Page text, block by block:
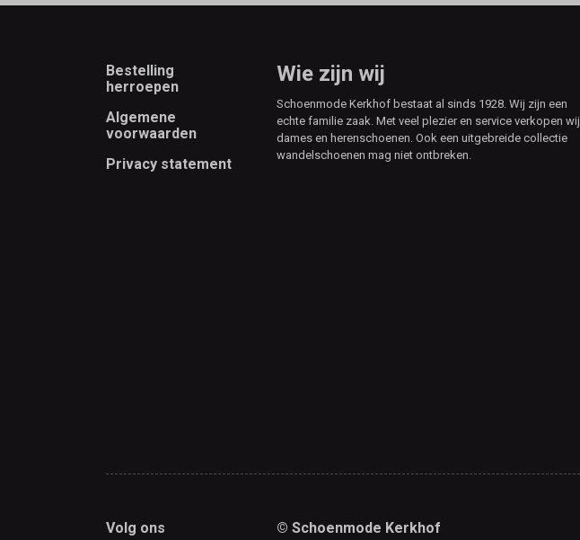
Footer
Bestelling
herroepen
Algemene
voorwaarden
Privacy statement
Wie zijn wij
Schoenmode Kerkhof bestaat al sinds 1928. Wij zijn een
echte familie zaak. Met veel plezier en service verkopen wij
dames en herenschoenen. Ook een uitgebreide collectie
wandelschoenen mag niet ontbreken.
Volg ons © Schoenmode Kerkhof